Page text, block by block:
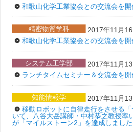
和歌山化学工業協会との交流会を
精密物質学科
2017年11月16
和歌山化学工業協会との交流会を
システム工学部
2017年11月13
ランチタイムセミナー＆交流会を開
知能情報学
2017年11月13
移動ロボットに自律走行をさせる
いて、八谷大岳講師・中村恭之教授率
が「マイルストーン2」を達成しました